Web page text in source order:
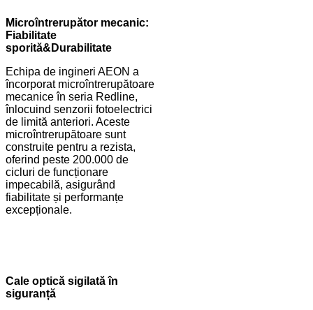
Microîntrerupător mecanic:
Fiabilitate
sporită& Durabilitate
Echipa de ingineri AEON a
încorporat microîntrerupătoare
mecanice în seria Redline,
înlocuind senzorii fotoelectrici
de limită anteriori. Aceste
microîntrerupătoare sunt
construite pentru a rezista,
oferind peste 200.000 de
cicluri de funcționare
impecabilă, asigurând
fiabilitate și performanțe
excepționale.
Cale optică sigilată în
siguranță